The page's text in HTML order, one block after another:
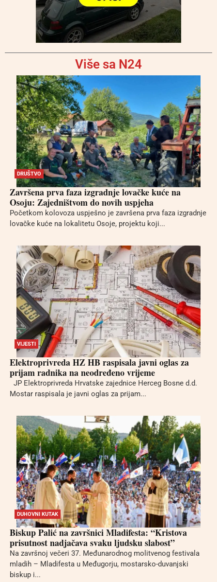
Više sa N24
DRUŠTVO
Završena prva faza izgradnje lovačke kuće na
Osoju: Zajedništvom do novih uspjeha
Početkom kolovoza uspješno je završena prva faza izgradnje
lovačke kuće na lokalitetu Osoje, projektu koji...
VIJESTI
Elektroprivreda HZ HB raspisala javni oglas za
prijam radnika na neodređeno vrijeme
JP Elektroprivreda Hrvatske zajednice Herceg Bosne d.d.
Mostar raspisala je javni oglas za prijam...
DUHOVNI KUTAK
Biskup Palić na završnici Mladifesta: “Kristova
prisutnost nadjačava svaku ljudsku slabost”
Na završnoj večeri 37. Međunarodnog molitvenog festivala
mladih – Mladifesta u Međugorju, mostarsko-duvanjski
biskup i...